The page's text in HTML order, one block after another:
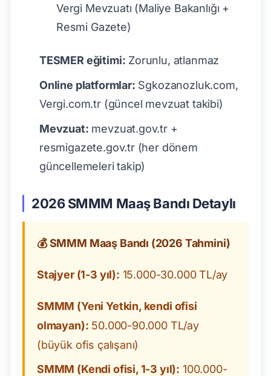
Vergi Mevzuatı (Maliye Bakanlığı +
Resmi Gazete)
TESMER eğitimi: Zorunlu, atlanmaz
Online platformlar: Sgkozanozluk.com,
Vergi.com.tr (güncel mevzuat takibi)
Mevzuat: mevzuat.gov.tr +
resmigazete.gov.tr (her dönem
güncellemeleri takip)
2026 SMMM Maaş Bandı Detaylı
💰 SMMM Maaş Bandı (2026 Tahmini)
Stajyer (1-3 yıl): 15.000-30.000 TL/ay
SMMM (Yeni Yetkin, kendi ofisi
olmayan): 50.000-90.000 TL/ay
(büyük ofis çalışanı)
SMMM (Kendi ofisi, 1-3 yıl): 100.000-